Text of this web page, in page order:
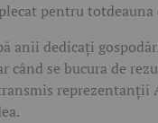
pentru
anii dedicați
când se bucura de
reprezentanții